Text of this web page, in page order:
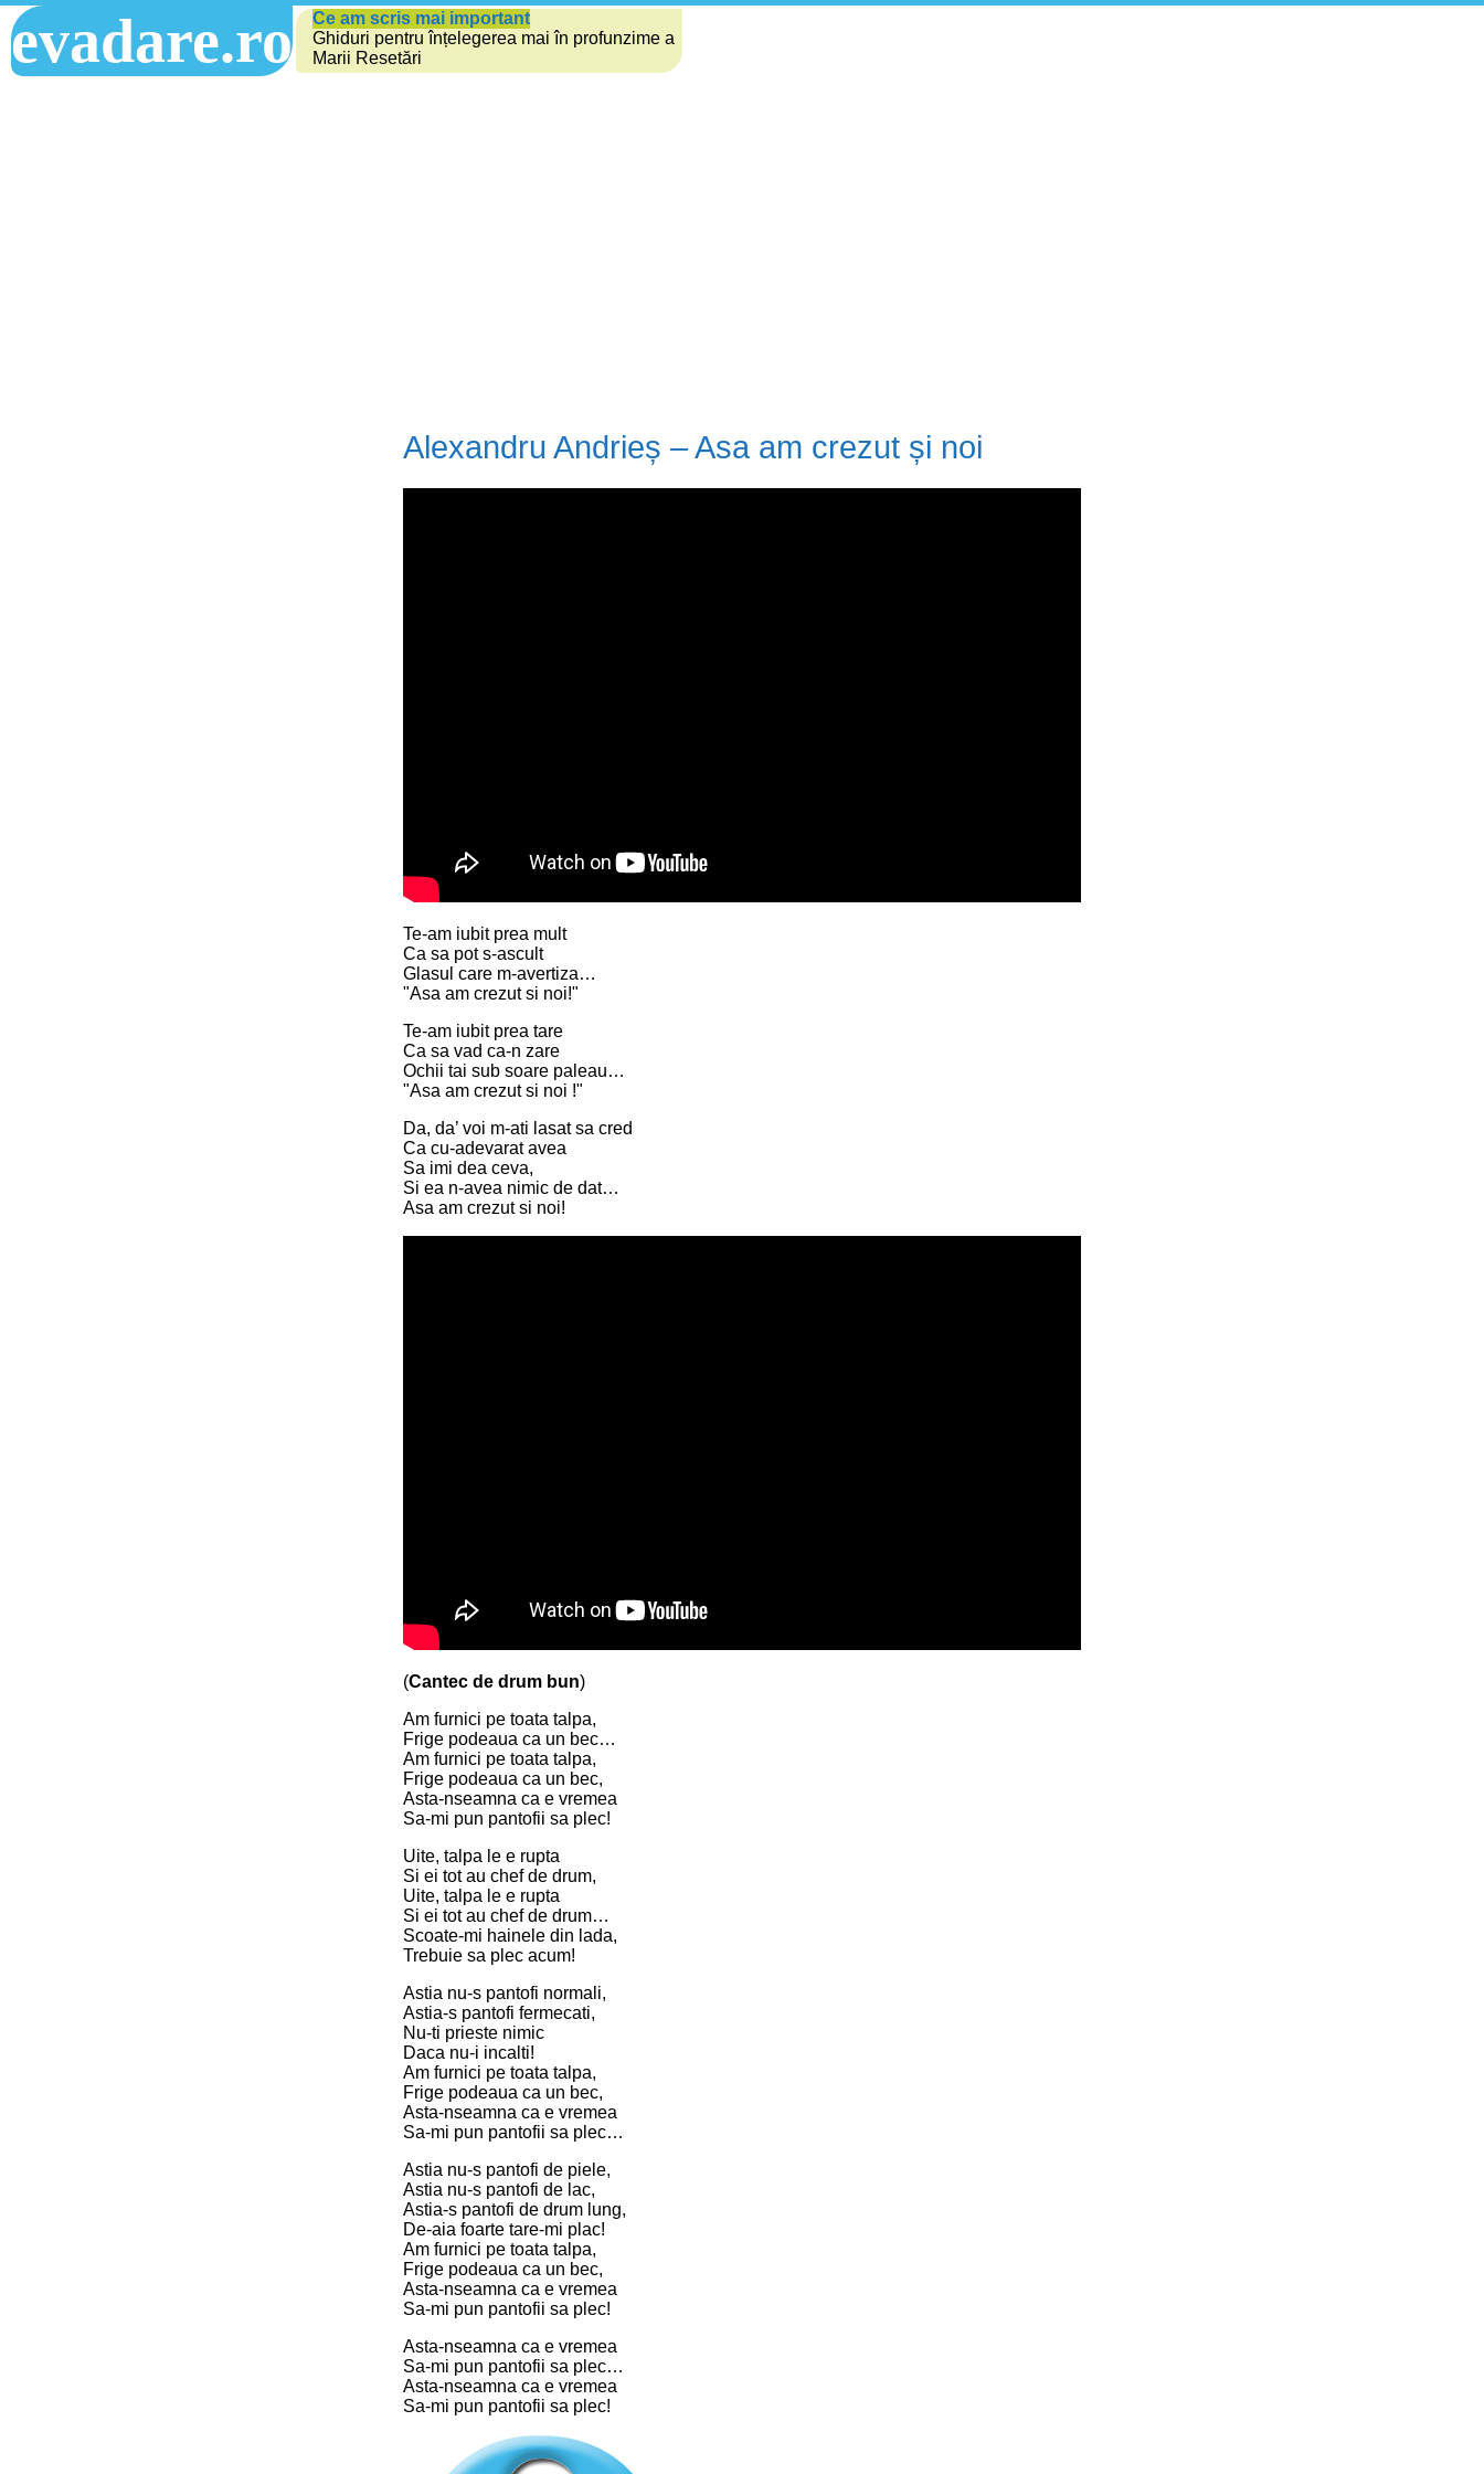
evadare.ro
Ce am scris mai important
Ghiduri pentru înțelegerea mai în profunzime a
Marii Resetări
Alexandru Andrieș – Asa am crezut și noi
Te-am iubit prea mult
Ca sa pot s-ascult
Glasul care m-avertiza…
"Asa am crezut si noi!"
Te-am iubit prea tare
Ca sa vad ca-n zare
Ochii tai sub soare paleau…
"Asa am crezut si noi !"
Da, da’ voi m-ati lasat sa cred
Ca cu-adevarat avea
Sa imi dea ceva,
Si ea n-avea nimic de dat…
Asa am crezut si noi!
(Cantec de drum bun)
Am furnici pe toata talpa,
Frige podeaua ca un bec…
Am furnici pe toata talpa,
Frige podeaua ca un bec,
Asta-nseamna ca e vremea
Sa-mi pun pantofii sa plec!
Uite, talpa le e rupta
Si ei tot au chef de drum,
Uite, talpa le e rupta
Si ei tot au chef de drum…
Scoate-mi hainele din lada,
Trebuie sa plec acum!
Astia nu-s pantofi normali,
Astia-s pantofi fermecati,
Nu-ti prieste nimic
Daca nu-i incalti!
Am furnici pe toata talpa,
Frige podeaua ca un bec,
Asta-nseamna ca e vremea
Sa-mi pun pantofii sa plec…
Astia nu-s pantofi de piele,
Astia nu-s pantofi de lac,
Astia-s pantofi de drum lung,
De-aia foarte tare-mi plac!
Am furnici pe toata talpa,
Frige podeaua ca un bec,
Asta-nseamna ca e vremea
Sa-mi pun pantofii sa plec!
Asta-nseamna ca e vremea
Sa-mi pun pantofii sa plec…
Asta-nseamna ca e vremea
Sa-mi pun pantofii sa plec!